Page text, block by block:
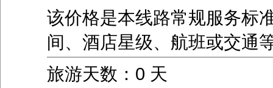
该价格是本线路常规服务标
间、酒店星级、航班或交通
旅游天数：0 天